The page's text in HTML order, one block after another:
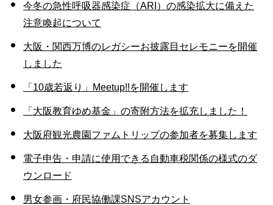
今冬の急性呼吸器感染症（ARI）の感染拡大に備えた
注意喚起について
大阪・関西万博のレガシーお披露目セレモニーを開催
しました
「10歳若返り」Meetup!!を開催します
「大阪教育ゆめ基金」の寄附方法を拡充しました！
大阪府観光農園ファムトリップの参加者を募集します
電子申告・申請に使用できる自動車税関係の様式のダ
ウンロード
男女参画・府民協働課SNSアカウント